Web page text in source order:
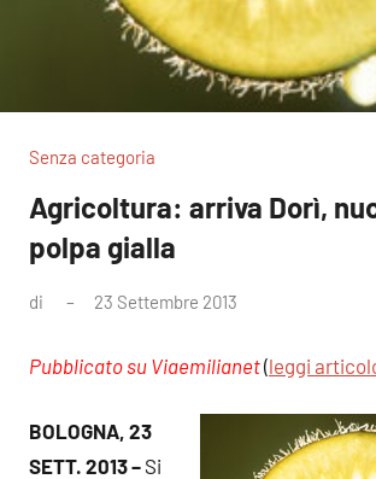
Senza categoria
Agricoltura: arriva Dorì,
polpa gialla
di 23 Settembre 2013
Pubblicato su Viaemilianet(leggi
BOLOGNA, 23
SETT. 2013 – Si